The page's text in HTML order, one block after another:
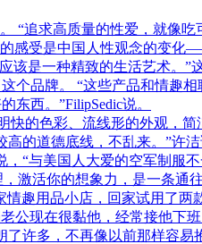
“追求高质量的性爱，就像吃
感受是中国人性观念的变
该是一种精致的生活艺术。
个品牌。 “这些产品和情趣
西。”FilipSedic说。
快的色彩、流线形的外观，
的道德底线，不乱来。”许
“与美国人大爱的空军制服
活你的想象力，是一条通
趣用品小店，回家试用了两
公现在很黏他，经常接他下
许多，不再像以前那样容易